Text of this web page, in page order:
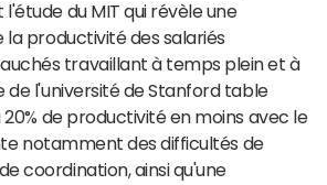
du MIT qui révèle une
la productivité des salariés
travaillant à temps plein et à
de l'université de Stanford table
20% de productivité en moins avec le
notamment des difficultés de
coordination, ainsi qu'une